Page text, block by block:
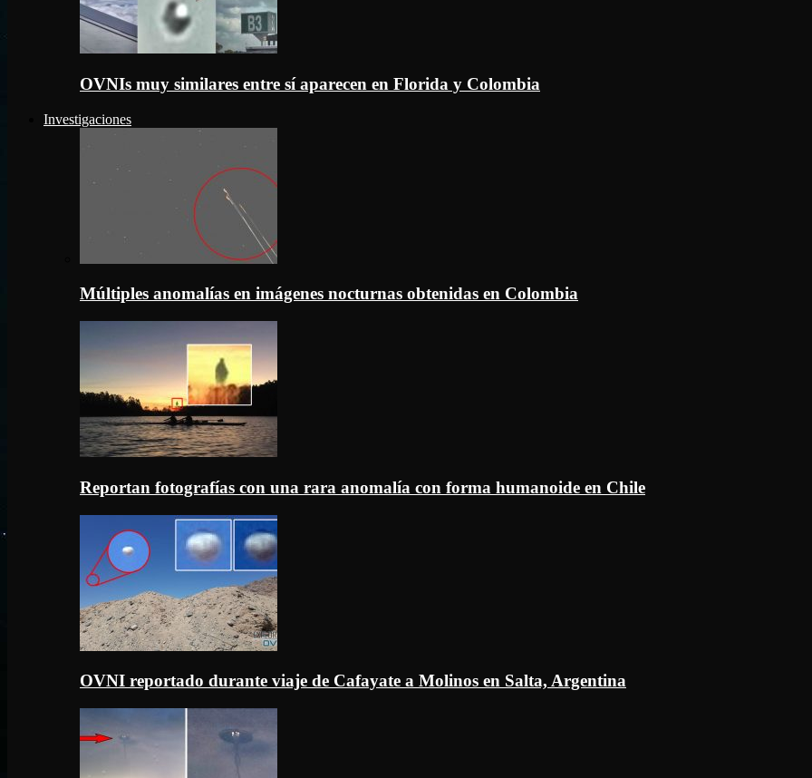
OVNIs muy similares entre sí aparecen en Florida y Colombia
Investigaciones
Múltiples anomalías en imágenes nocturnas obtenidas en Colombia
Reportan fotografías con una rara anomalía con forma humanoide en Chile
OVNI reportado durante viaje de Cafayate a Molinos en Salta, Argentina